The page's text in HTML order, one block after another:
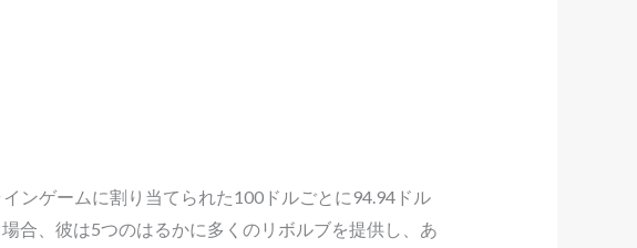
ンゲームに割り当てられた100ドルごとに94.94ドル
合、彼は5つのはるかに多くのリボルブを提供し、あ